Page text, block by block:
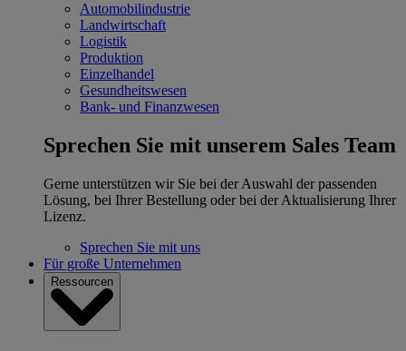
Automobilindustrie
Landwirtschaft
Logistik
Produktion
Einzelhandel
Gesundheitswesen
Bank- und Finanzwesen
Sprechen Sie mit unserem Sales Team
Gerne unterstützen wir Sie bei der Auswahl der passenden
Lösung, bei Ihrer Bestellung oder bei der Aktualisierung Ihrer
Lizenz.
Sprechen Sie mit uns
Für große Unternehmen
Ressourcen